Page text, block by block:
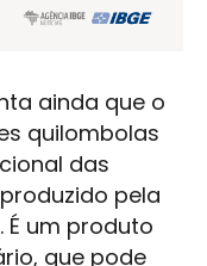
ainda que o
quilombolas
das
pela
É um produto
que pode